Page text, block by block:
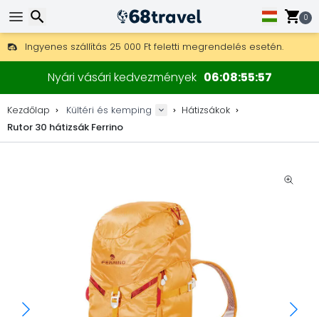
0
Ingyenes szállítás 25 000 Ft feletti megrendelés esetén.
30 nap a visszaküldésre, 90 nap a fa térképekre és dekorokra.
A legjobb árak outdoor felszerelésekre és kiegészítőkre.
Nyári vásári kedvezmények 06085557
Kezdőlap Kültéri és kemping
Hátizsákok
Rutor 30 hátizsák Ferrino
Keresés